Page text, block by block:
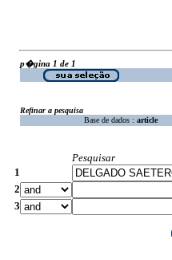
p�gina 1 de 1
Refinar a pesquisa
Base de dados : article
Pesquisar
1
2
3